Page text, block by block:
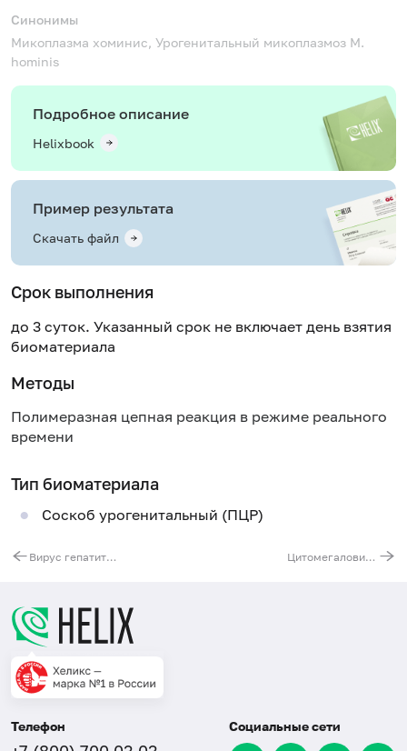
Синонимы
Микоплазма хоминис, Урогенитальный микоплазмоз M.
hominis
Подробное описание
Helixbook
Пример результата
Скачать файл
Срок выполнения
до 3 суток. Указанный срок не включает день взятия
биоматериала
Методы
Полимеразная цепная реакция в режиме реального
времени
Тип биоматериала
Соскоб урогенитальный (ПЦР)
Вирус гепатита C (HCV), РНК [реал-тайм ПЦР], количественно, высокочувствительный метод Цитомегаловирус (Cytomegalovirus), ДНК, количественно [реал-тайм ПЦР]
Телефон Социальные сети